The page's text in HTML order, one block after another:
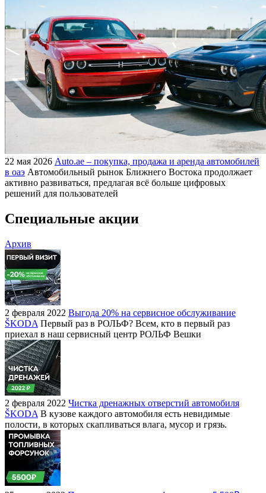
22 мая 2026 Auto.ae – покупка, продажа и аренда автомобилей
в оаэ Автомобильный рынок Ближнего Востока продолжает
активно развиваться, предлагая всё больше цифровых
решений для пользователей
Специальные акции
Архив
2 февраля 2022 Выгода 20% на сервисное обслуживание
ŠKODA Первый раз в РОЛЬФ? Всем, кто в первый раз
приехал в наш сервисный центр РОЛЬФ Вешки
2 февраля 2022 Чистка дренажных отверстий автомобиля
ŠKODA В кузове каждого автомобиля есть невидимые
полости, в которых скапливаться влага, мусор и грязь.